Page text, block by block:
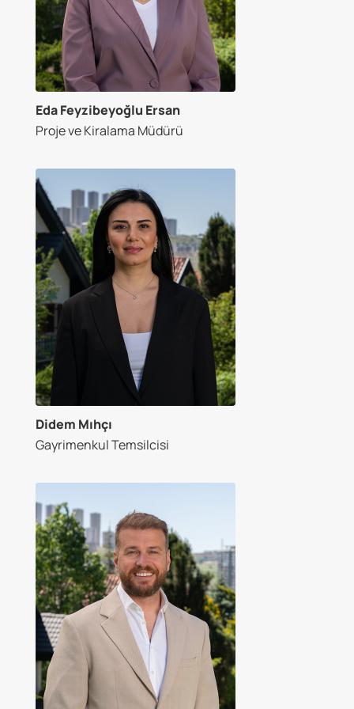
Eda Feyzibeyoğlu Ersan
Proje ve Kiralama Müdürü
Didem Mıhçı
Gayrimenkul Temsilcisi